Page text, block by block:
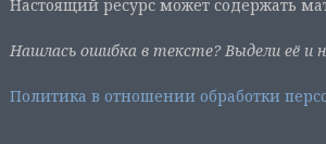
Настоящий ресурс может содержать
Нашлась ошибка в тексте? Выдели её и
Политика в отношении обработки